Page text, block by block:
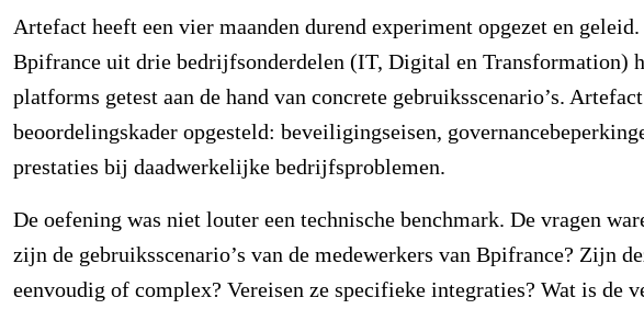
Artefact heeft een vier maanden durend experiment opgezet en
Bpifrance uit drie bedrijfsonderdelen (IT, Digital en Transformation)
platforms getest aan de hand van concrete gebruiksscenario’s.
beoordelingskader opgesteld: beveiligingseisen,
prestaties bij daadwerkelijke bedrijfsproblemen.
De oefening was niet louter een technische benchmark. De vragen
zijn de gebruiksscenario’s van de medewerkers van Bpifrance? Zijn
eenvoudig of complex? Vereisen ze specifieke integraties? Wat is de